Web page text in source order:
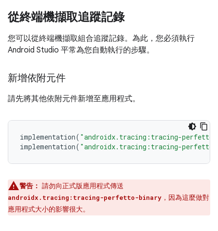
從終端機擷取追蹤記錄
您可以從終端機擷取組合追蹤記錄。為此，您必須執行
Android Studio 平常為您自動執行的步驟。
新增依附元件
請先將其他依附元件新增至應用程式。
implementation( "androidx.tracing:tracing-
implementation( "androidx.tracing:tracing-
警告： 請勿向正式版應用程式傳送
androidx.tracing:tracing-perfetto-binary ，因為這麼做對
應用程式大小的影響很大。